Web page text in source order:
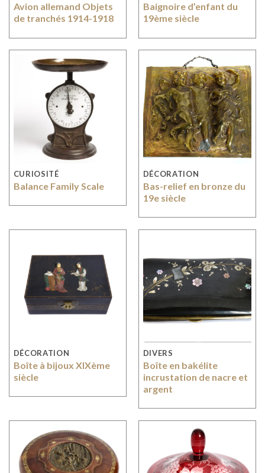
Avion allemand Objets
de tranchés 1914-1918
Baignoire d’enfant du
19ème siècle
CURIOSITÉ
Balance Family Scale
DÉCORATION
Bas-relief en bronze du
19e siècle
DÉCORATION
Boîte à bijoux XIXème
siècle
DIVERS
Boîte en bakélite
incrustation de nacre et
argent